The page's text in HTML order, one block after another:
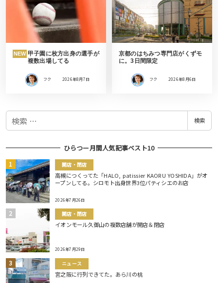
NEW 甲子園に枚方出身の選手が
複数出場してる
フク 2026年8月7日
京都のはちみつ専門店がくずモ
に。3日間限定
フク 2026年8月6日
検
検索
ひらつー月間人気記事ベスト10
開店・閉店
高槻につくってた「HALO, patissier KAORU YOSHIDA」がオ
ープンしてる。シロモト出身世界3位パティシエのお店
2026年7月26日
開店・閉店
イオンモール久御山の複数店舗が開店＆閉店
2026年7月29日
ニュース
宮之阪に行列できてた。あら川の桃